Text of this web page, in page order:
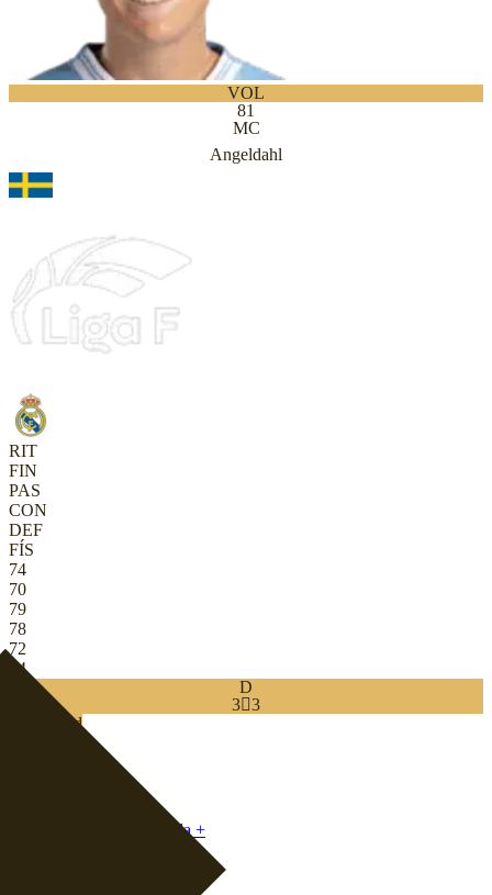
VOL
81
MC
Angeldahl
RIT
FIN
PAS
CON
DEF
FÍS
74
70
79
78
72
74
D
33
Download
Armadora Recuada +